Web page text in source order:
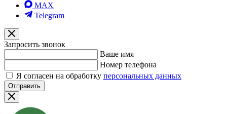
MAX
Telegram
Запросить звонок
Ваше имя
Номер телефона
Я согласен на обработку персональных данных
Отправить